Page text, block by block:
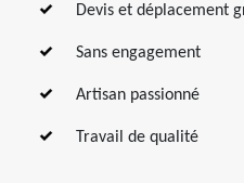
Devis et déplacement
Sans engagement
Artisan passionné
Travail de qualité